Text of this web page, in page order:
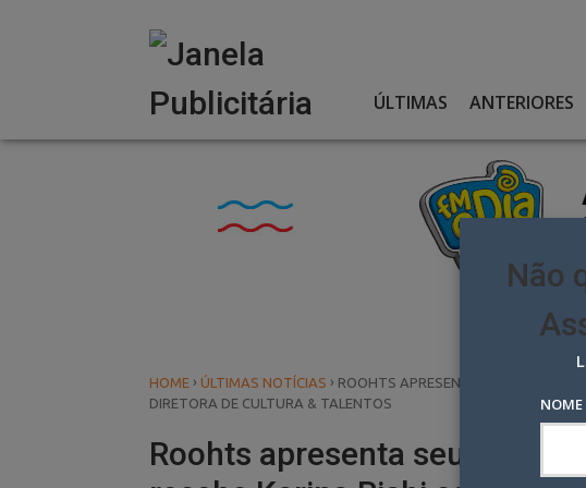
ÚLTIMAS ANTERIORES
HOME › ÚLTIMAS NOTÍCIAS › ROOHTS APRESENTA SEUS QUATRO
DIRETORA DE CULTURA & TALENTOS
Roohts apresenta seus
Não
NOME